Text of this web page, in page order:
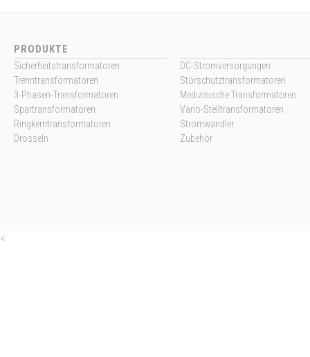
PRODUKTE
Sicherheitstransformatoren
Trenntransformatoren
3-Phasen-Transformatoren
Spartransformatoren
Ringkerntransformatoren
Drosseln
DC-Stromversorgungen
Störschutztransformatoren
Medizinische Transformatoren
Vario-Stelltransformatoren
Stromwandler
Zubehör
<